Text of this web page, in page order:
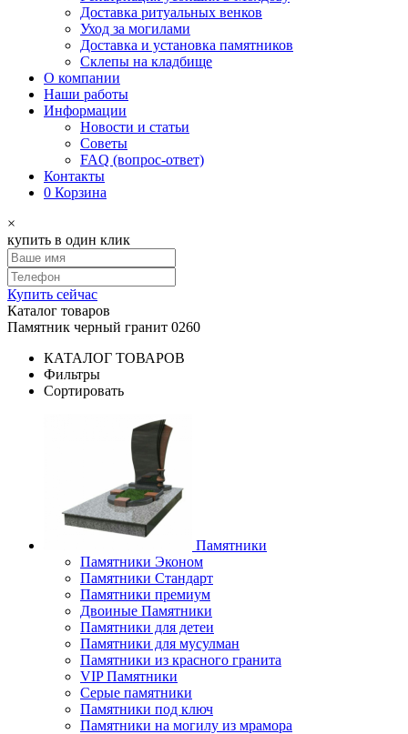
Доставка ритуальных венков
Уход за могилами
Доставка и установка памятников
Склепы на кладбище
О компании
Наши работы
Информации
Новости и статьи
Советы
FAQ (вопрос-ответ)
Контакты
0 Корзина
×
купить в один клик
Купить сейчас
Каталог товаров
Памятник черный гранит 0260
КАТАЛОГ ТОВАРОВ
Фильтры
Сортировать
Памятники
Памятники Эконом
Памятники Стандарт
Памятники премиум
Двоиные Памятники
Памятники для детеи
Памятники для мусулман
Памятники из красного гранита
VIP Памятники
Серые памятники
Памятники под ключ
Памятники на могилу из мрамора